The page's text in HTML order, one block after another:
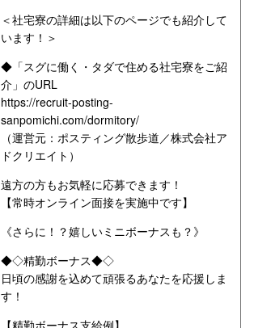
＜社宅寮の詳細は以下のページでも紹介して
います！＞
◆「スグに働く・タダで住める社宅寮をご紹
介」のURL
https://recruit-posting-
sanpomichi.com/dormitory/
（運営元：ポスティング散歩道／株式会社ア
ドクリエイト）
遠方の方もお気軽に応募できます！
【常時オンライン面接を実施中です】
《さらに！？嬉しいミニボーナスも？》
◆◇精勤ボーナス◆◇
日頃の感謝を込めて頑張るあなたを応援しま
す！